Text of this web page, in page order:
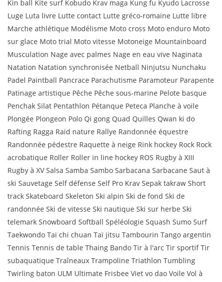
Kin ball Kite surf Kobudo Krav maga Kung fu Kyudo Lacrosse
Luge Luta livre Lutte contact Lutte gréco-romaine Lutte libre
Marche athlétique Modélisme Moto cross Moto enduro Moto
sur glace Moto trial Moto vitesse Motoneige Mountainboard
Musculation Nage avec palmes Nage en eau vive Naginata
Natation Natation synchronisée Netball Ninjutsu Nunchaku
Padel Paintball Pancrace Parachutisme Paramoteur Parapente
Patinage artistique Pêche Pêche sous-marine Pelote basque
Penchak Silat Pentathlon Pétanque Peteca Planche à voile
Plongée Plongeon Polo Qi gong Quad Quilles Qwan ki do
Rafting Ragga Raid nature Rallye Randonnée équestre
Randonnée pédestre Raquette à neige Rink hockey Rock Rock
acrobatique Roller Roller in line hockey ROS Rugby à XIII
Rugby à XV Salsa Samba Sambo Sarbacana Sarbacane Saut à
ski Sauvetage Self défense Self Pro Krav Sepak takraw Short
track Skateboard Skeleton Ski alpin Ski de fond Ski de
randonnée Ski de vitesse Ski nautique Ski sur herbe Ski
telemark Snowboard Softball Spéléologie Squash Sumo Surf
Taekwondo Taï chi chuan Taï jitsu Tambourin Tango argentin
Tennis Tennis de table Thaing Bando Tir à l'arc Tir sportif Tir
subaquatique Traîneaux Trampoline Triathlon Tumbling
Twirling baton ULM Ultimate Frisbee Viet vo dao Voile Vol à